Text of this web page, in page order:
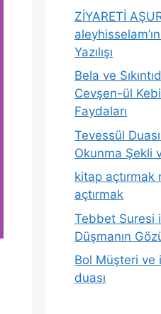
ZİYARETİ
Yazılışı
Bela ve
Cevşen-ül
Faydaları
Tevessül
Okunma Şekli
kitap
açtırmak
Tebbet Suresi
Düşmanın
Bol Müşteri ve
duası